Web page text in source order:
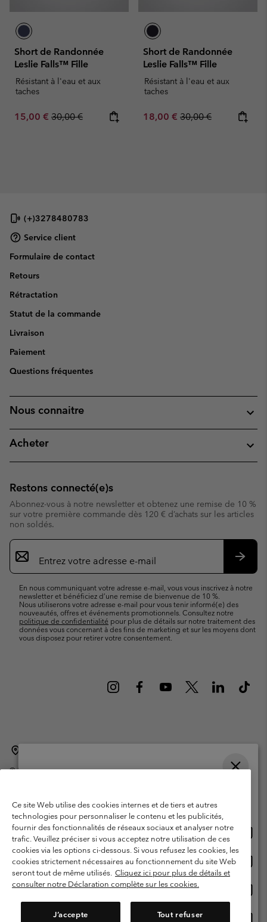
Short de Randonnée
Leslie Falls™ Fille
Résistant à l'eau et aux
taches
Sale price:
15,00 € Regular price:
30,00 €
Short de Randonnée
Leslie Falls™ Fille
Résistant à l'eau et aux
taches
Sale price:
18,00 € Regular price:
30,00 €
(+)3278480783
Service client
Formulaire de contact
Retours
Rétractation
Statut de la commande
Livraison
Paiement
Questions fréquentes
Nous connaitre
Acheter
Restons connecté(e)s
Abonnez-vous à notre newsletter et obtenez une remise de 10 %
sur votre première commande dès 120 € d’achats sur les articles
non soldés.
Inscription
par
e-
En nous communiquant votre adresse e-mail, vous vous inscrivez à notre
newsletter et bénéficiez d’une remise de bienvenue de 10 %.
Nous utiliserons votre adresse e-mail pour vous tenir informé(e) des
nouveautés, offres et événements promotionnels. Consultez notre
politique de confidentialité pour plus de détails sur notre traitement des
données vous concernant à des fins de marketing et sur les moyens dont
vous disposez pour retirer votre consentement.
©2026Columbia Sportswear International Sarl. Avenue des Morgines, 12
Garanties Légales
Politique de confidentialité
Conditions d'utilisation - Membres
Conditions D'utilisation - Contenu généré par l'utilisateur
Impressum
Cookies
Ce site Web utilise des cookies internes et de tiers et autres
technologies pour personnaliser le contenu et les publicités,
fournir des fonctionnalités de réseaux sociaux et analyser notre
trafic. Veuillez préciser si vous acceptez notre utilisation de ces
cookies via les options ci-dessous. Si vous refusez les cookies, les
cookies strictement nécessaires au fonctionnement du site Web
seront tout de même utilisés. Cliquez ici pour plus de détails et
consulter notre Déclaration complète sur les cookies.
J’accepte Tout refuser
Achats en ligne disponibles
United States
ligne
Belgium-English
ligne
Belgium-Français
ligne
Belgium-Dutch